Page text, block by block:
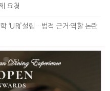
요청
‘URI’설립…법적 근거·역할 논란